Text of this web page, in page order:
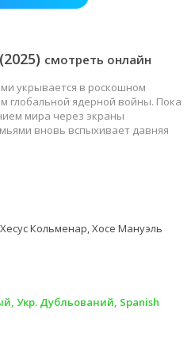
смотреть онлайн
укрывается в роскошном
глобальной ядерной войны. Пока
мира через экраны
вновь вспыхивает давняя
Кольменар, Хосе Мануэль
Укр. Дубльований, Spanish